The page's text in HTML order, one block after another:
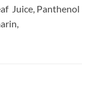
Juice, Panthenol